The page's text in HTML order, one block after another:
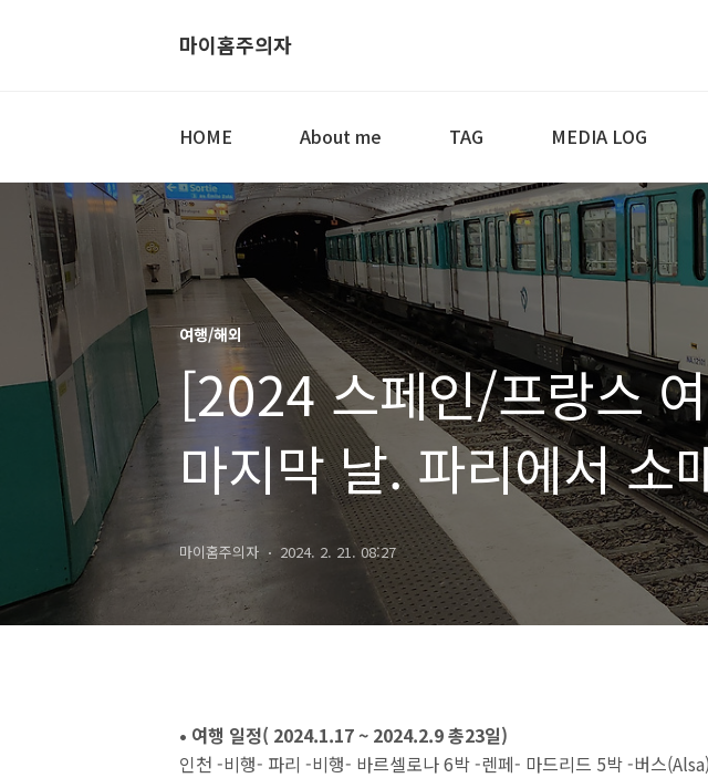
마이홈주의자
HOME About me TAG MEDIA LOG
여행/해외
[2024 스페인/프랑스
마지막 날. 파리에서 소
마이홈주의자 2024. 2. 21. 08:27
• 여행 일정( 2024.1.17 ~ 2024.2.9 총23일)
인천 -비행- 파리 -비행- 바르셀로나 6박 -렌페- 마드리드 5박 -버스